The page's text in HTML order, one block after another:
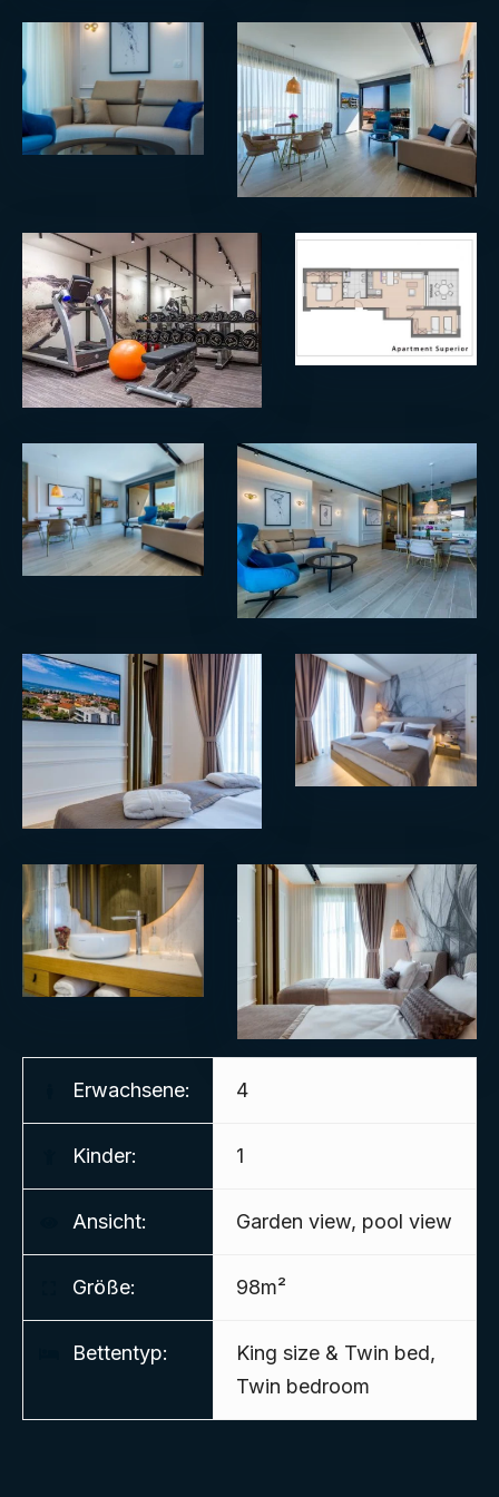
Erwachsene: 4
Kinder: 1
Ansicht: Garden view, pool view
Größe: 98m²
Bettentyp:
King size & Twin bed,
Twin bedroom